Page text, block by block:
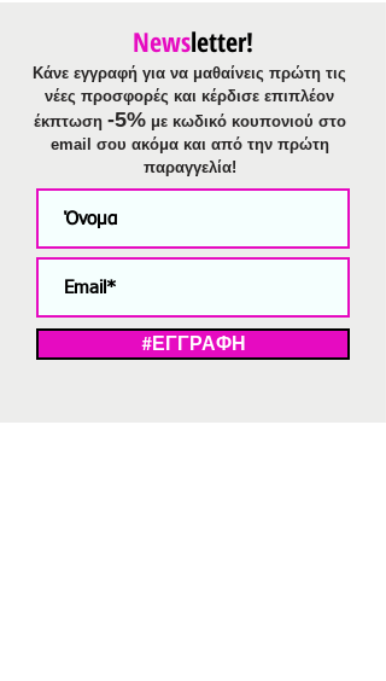
Newsletter!
Κάνε εγγραφή για να μαθαίνεις πρώτη τις
νέες προσφορές και κέρδισε επιπλέον
έκπτωση -5%με κωδικό κουπονιού στο
email σου ακόμα και από την πρώτη
παραγγελία!
#ΕΓΓΡΑΦΗ